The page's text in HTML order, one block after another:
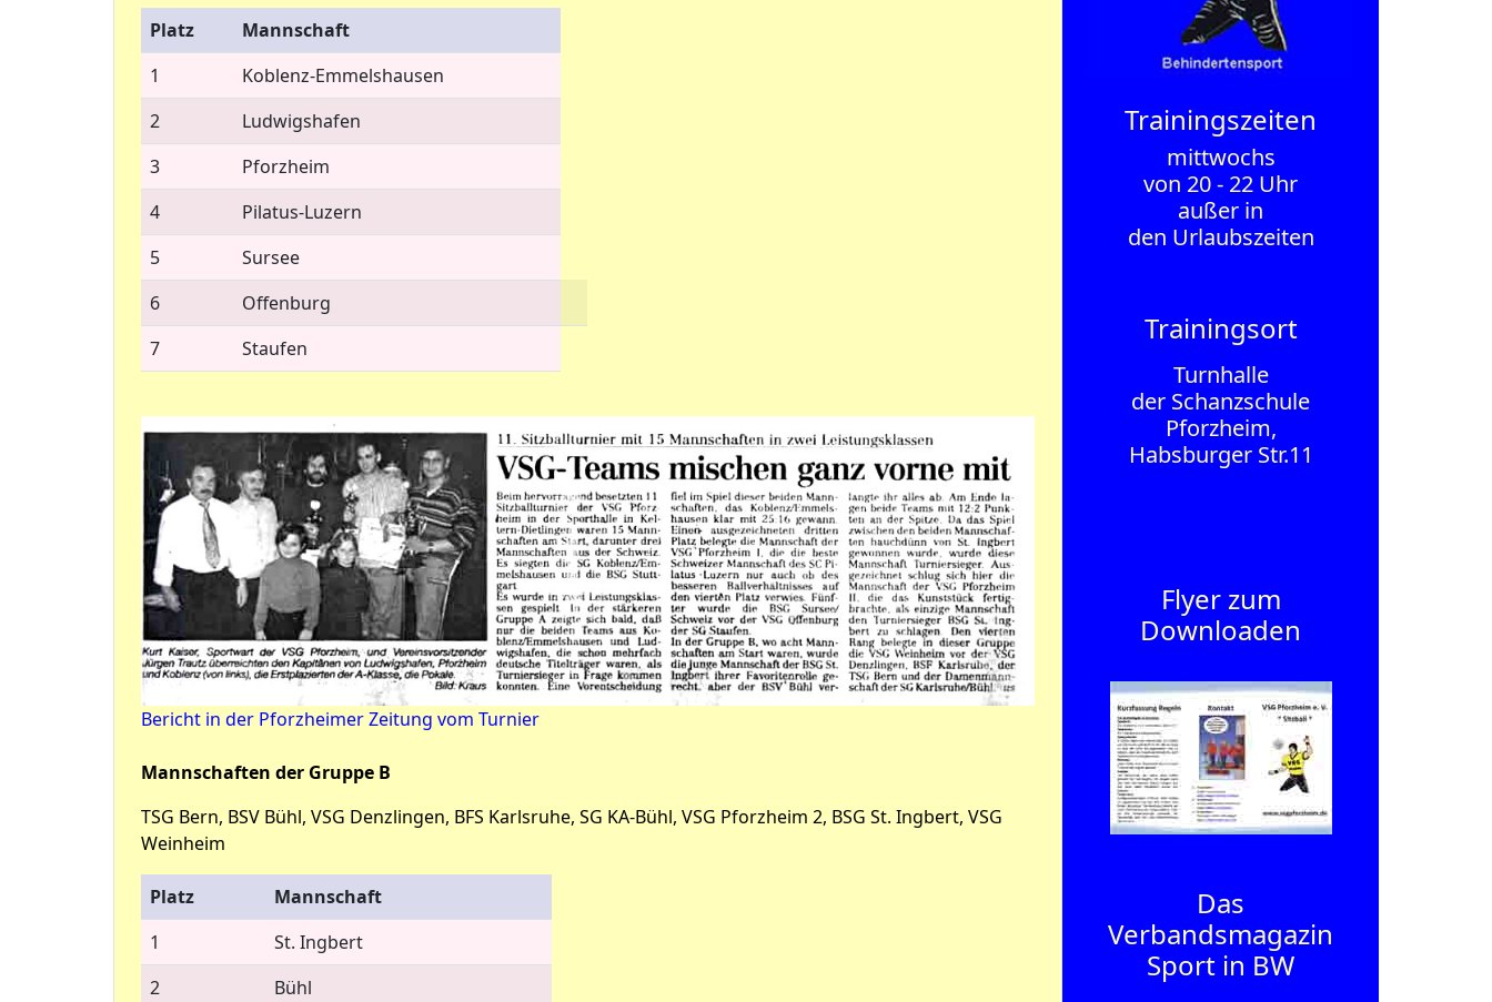
Platz
Mannschaft
1
Koblenz-Emmelshausen
2
Ludwigshafen
3
Pforzheim
4
Pilatus-Luzern
5
Sursee
6
Offenburg
7
Staufen
Bericht in der Pforzheimer Zeitung vom Turnier
Mannschaften der Gruppe B
TSG Bern, BSV Bühl, VSG Denzlingen, BFS Karlsruhe, SG KA-Bühl, VSG Pforzheim 2, BSG St. Ingbert, VSG
Weinheim
Platz
Mannschaft
1
St. Ingbert
2
Bühl
Trainings­zeiten
mittwochs
von 20 - 22 Uhr
außer in
den Urlaubszeiten
Trainingsort
Turnhalle
der Schanzschule
Pforzheim,
Habsburger Str.11
Flyer zum
Downloaden
Das
Verbandsmagazin
Sport in BW